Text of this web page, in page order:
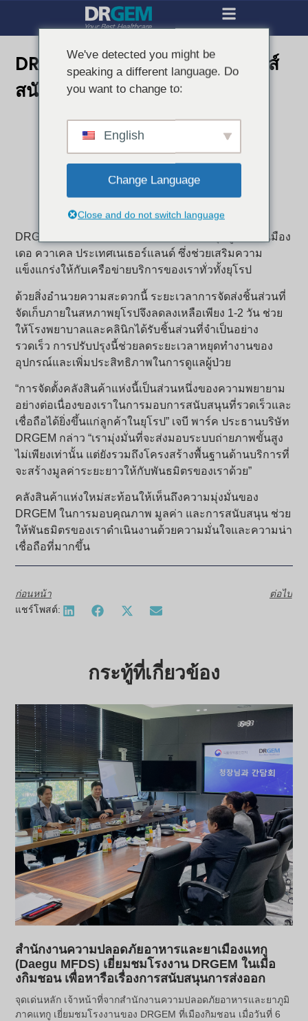
DRGEM ก่อตั้งคลังสินค้าโลจิสติกส์
สนับสนุนลูกค้าในเนเธอร์แลนด์
DRGEM ได้เปิดคลังสินค้าโลจิสติกส์สนับสนุนลูกค้าในเมือง
เดอ ควาเคล ประเทศเนเธอร์แลนด์ ซึ่งช่วยเสริมความ
แข็งแกร่งให้กับเครือข่ายบริการของเราทั่วทั้งยุโรป
ด้วยสิ่งอำนวยความสะดวกนี้ ระยะเวลาการจัดส่งชิ้นส่วนที่
จัดเก็บภายในสหภาพยุโรปจึงลดลงเหลือเพียง 1-2 วัน ช่วย
ให้โรงพยาบาลและคลินิกได้รับชิ้นส่วนที่จำเป็นอย่าง
รวดเร็ว การปรับปรุงนี้ช่วยลดระยะเวลาหยุดทำงานของ
อุปกรณ์และเพิ่มประสิทธิภาพในการดูแลผู้ป่วย
“การจัดตั้งคลังสินค้าแห่งนี้เป็นส่วนหนึ่งของความพยายาม
อย่างต่อเนื่องของเราในการมอบการสนับสนุนที่รวดเร็วและ
เชื่อถือได้ยิ่งขึ้นแก่ลูกค้าในยุโรป” เจบี พาร์ค ประธานบริษัท
DRGEM กล่าว “เรามุ่งมั่นที่จะส่งมอบระบบถ่ายภาพขั้นสูง
ไม่เพียงเท่านั้น แต่ยังรวมถึงโครงสร้างพื้นฐานด้านบริการที่
จะสร้างมูลค่าระยะยาวให้กับพันธมิตรของเราด้วย”
คลังสินค้าแห่งใหม่สะท้อนให้เห็นถึงความมุ่งมั่นของ
DRGEM ในการมอบคุณภาพ มูลค่า และการสนับสนุน ช่วย
ให้พันธมิตรของเราดำเนินงานด้วยความมั่นใจและความน่า
เชื่อถือที่มากขึ้น
ก่อนหน้า
ต่อไป
แชร์โพสต์:
กระทู้ที่เกี่ยวข้อง
สำนักงานความปลอดภัยอาหารและยาเมืองแทกู
(Daegu MFDS) เยี่ยมชมโรงงาน DRGEM ในเมือ
งกิมชอน เพื่อหารือเรื่องการสนับสนุนการส่งออก
จุดเด่นหลัก เจ้าหน้าที่จากสำนักงานความปลอดภัยอาหารและยาภูมิ
ภาคแทกู เยี่ยมชมโรงงานของ DRGEM ที่เมืองกิมชอน เมื่อวันที่ 6
We've detected you might be
speaking a different language. Do
you want to change to:
English
Change Language
Close and do not switch language